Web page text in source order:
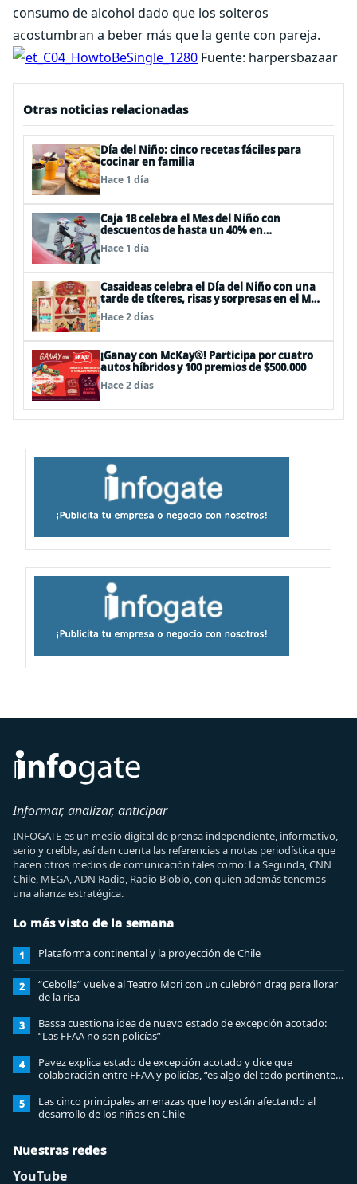
consumo de alcohol dado que los solteros
acostumbran a beber más que la gente con pareja.
Fuente: harpersbazaar
Otras noticias relacionadas
Día del Niño: cinco recetas fáciles para
cocinar en familia
Hace 1 día
Caja 18 celebra el Mes del Niño con
descuentos de hasta un 40% en
panoramas, cine, shows y streaming
Hace 1 día
Casaideas celebra el Día del Niño con una
tarde de títeres, risas y sorpresas en el Mall
Plaza Vespucio
Hace 2 días
¡Ganay con McKay®! Participa por cuatro
autos híbridos y 100 premios de $500.000
Hace 2 días
Informar, analizar, anticipar
INFOGATE es un medio digital de prensa independiente, informativo,
serio y creíble, así dan cuenta las referencias a notas periodística que
hacen otros medios de comunicación tales como: La Segunda, CNN
Chile, MEGA, ADN Radio, Radio Biobio, con quien además tenemos
una alianza estratégica.
Lo más visto de la semana
1 Plataforma continental y la proyección de Chile
2
“Cebolla” vuelve al Teatro Mori con un culebrón drag para llorar
de la risa
3
Bassa cuestiona idea de nuevo estado de excepción acotado:
“Las FFAA no son policías”
4
Pavez explica estado de excepción acotado y dice que
colaboración entre FFAA y policías, “es algo del todo pertinente
analizar”
5
Las cinco principales amenazas que hoy están afectando al
desarrollo de los niños en Chile
Nuestras redes
YouTube